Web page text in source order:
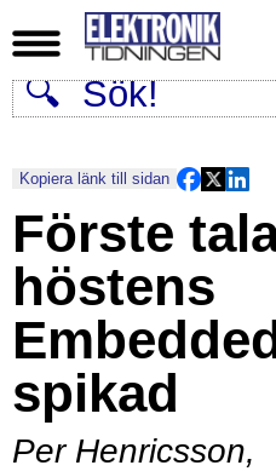
Kopiera länk till sidan
Förste
höstens
spikad
Per Henricsson,